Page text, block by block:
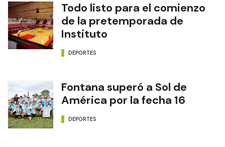
Todo listo para el comienzo
de la pretemporada de
Instituto
DEPORTES
Fontana superó a Sol de
América por la fecha 16
DEPORTES